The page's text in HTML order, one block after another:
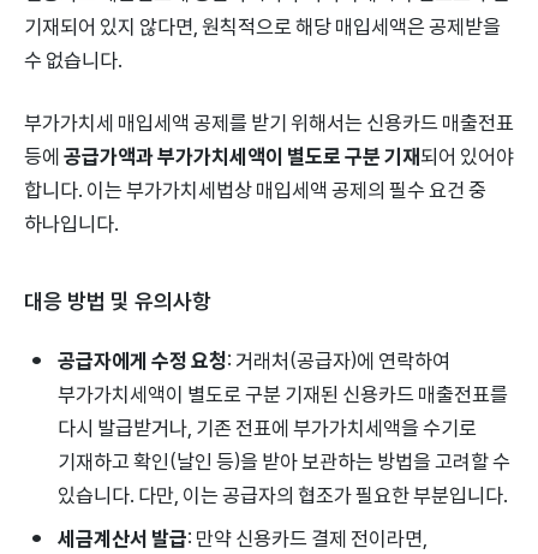
기재되어 있지 않다면, 원칙적으로 해당 매입세액은 공제받을
수 없습니다.
부가가치세 매입세액 공제를 받기 위해서는 신용카드 매출전표
등에공급가액과 부가가치세액이 별도로 구분 기재되어 있어야
합니다. 이는 부가가치세법상 매입세액 공제의 필수 요건 중
하나입니다.
대응 방법 및 유의사항
공급자에게 수정 요청: 거래처(공급자)에 연락하여
부가가치세액이 별도로 구분 기재된 신용카드 매출전표를
다시 발급받거나, 기존 전표에 부가가치세액을 수기로
기재하고 확인(날인 등)을 받아 보관하는 방법을 고려할 수
있습니다. 다만, 이는 공급자의 협조가 필요한 부분입니다.
세금계산서 발급: 만약 신용카드 결제 전이라면,